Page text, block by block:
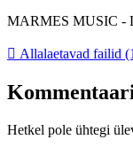
MARMES MUSIC -
 Allalaetavad failid
Hetkel pole ühtegi